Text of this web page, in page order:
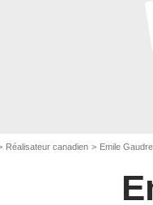
Réalisateur canadien Emile